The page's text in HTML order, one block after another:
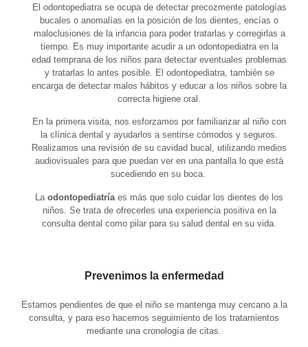
El odontopediatra se ocupa de detectar precozmente patologías
bucales o anomalías en la posición de los dientes, encías o
maloclusiones de la infancia para poder tratarlas y corregirlas a
tiempo. Es muy importante acudir a un odontopediatra en la
edad temprana de los niños para detectar eventuales problemas
y tratarlas lo antes posible. El odontopediatra, también se
encarga de detectar malos hábitos y educar a los niños sobre la
correcta higiene oral.
En la primera visita, nos esforzamos por familiarizar al niño con
la clínica dental y ayudarlos a sentirse cómodos y seguros.
Realizamos una revisión de su cavidad bucal, utilizando medios
audiovisuales para que puedan ver en una pantalla lo que está
sucediendo en su boca.
La odontopediatría es más que solo cuidar los dientes de los
niños. Se trata de ofrecerles una experiencia positiva en la
consulta dental como pilar para su salud dental en su vida.
Prevenimos la enfermedad​
Estamos pendientes de que el niño se mantenga muy cercano a la
consulta, y para eso hacemos seguimiento de los tratamientos
mediante una cronología de citas.